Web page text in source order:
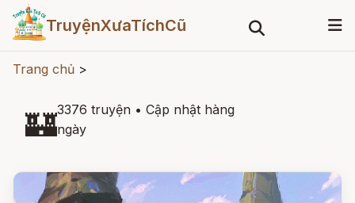
TruyệnXưaTíchCũ
Trang chủ >
🏰3376 truyện • Cập nhật hàng
ngày